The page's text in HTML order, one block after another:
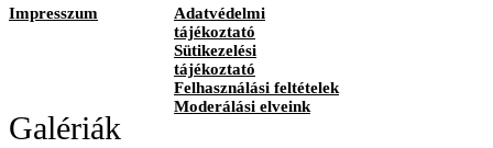
Impresszum
Adatvédelmi
tájékoztató
Sütikezelési
tájékoztató
Felhasználási feltételek
Moderálási elveink
Galériák